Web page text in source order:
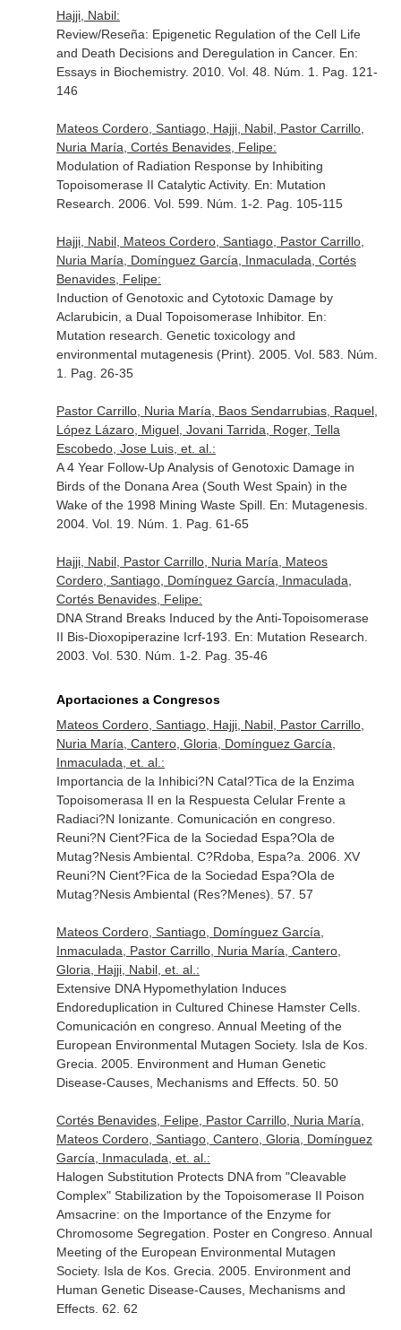
Hajji, Nabil:
Review/Reseña: Epigenetic Regulation of the Cell Life
and Death Decisions and Deregulation in Cancer. En:
Essays in Biochemistry. 2010. Vol. 48. Núm. 1. Pag. 121-
146
Mateos Cordero, Santiago, Hajji, Nabil, Pastor Carrillo,
Nuria María, Cortés Benavides, Felipe:
Modulation of Radiation Response by Inhibiting
Topoisomerase II Catalytic Activity. En: Mutation
Research . 2006. Vol. 599. Núm. 1-2. Pag. 105-115
Hajji, Nabil, Mateos Cordero, Santiago, Pastor Carrillo,
Nuria María, Domínguez García, Inmaculada, Cortés
Benavides, Felipe:
Induction of Genotoxic and Cytotoxic Damage by
Aclarubicin, a Dual Topoisomerase Inhibitor. En:
Mutation research. Genetic toxicology and
environmental mutagenesis (Print) . 2005. Vol. 583. Núm.
1. Pag. 26-35
Pastor Carrillo, Nuria María, Baos Sendarrubias, Raquel,
López Lázaro, Miguel, Jovani Tarrida, Roger, Tella
Escobedo, Jose Luis, et. al.:
A 4 Year Follow-Up Analysis of Genotoxic Damage in
Birds of the Donana Area (South West Spain) in the
Wake of the 1998 Mining Waste Spill. En: Mutagenesis.
2004. Vol. 19. Núm. 1. Pag. 61-65
Hajji, Nabil, Pastor Carrillo, Nuria María, Mateos
Cordero, Santiago, Domínguez García, Inmaculada,
Cortés Benavides, Felipe:
DNA Strand Breaks Induced by the Anti-Topoisomerase
II Bis-Dioxopiperazine Icrf-193. En: Mutation Research
2003. Vol. 530. Núm. 1-2. Pag. 35-46
Aportaciones a Congresos
Mateos Cordero, Santiago, Hajji, Nabil, Pastor Carrillo,
Nuria María, Cantero, Gloria, Domínguez García,
Inmaculada, et. al.:
Importancia de la Inhibici?N Catal?Tica de la Enzima
Topoisomerasa II en la Respuesta Celular Frente a
Radiaci?N Ionizante. Comunicación en congreso.
Reuni?N Cient?Fica de la Sociedad Espa?Ola de
Mutag?Nesis Ambiental. C?Rdoba, Espa?a. 2006. XV
Reuni?N Cient?Fica de la Sociedad Espa?Ola de
Mutag?Nesis Ambiental (Res?Menes). 57. 57
Mateos Cordero, Santiago, Domínguez García,
Inmaculada, Pastor Carrillo, Nuria María, Cantero,
Gloria, Hajji, Nabil, et. al.:
Extensive DNA Hypomethylation Induces
Endoreduplication in Cultured Chinese Hamster Cells.
Comunicación en congreso. Annual Meeting of the
European Environmental Mutagen Society. Isla de Kos.
Grecia. 2005. Environment and Human Genetic
Disease-Causes, Mechanisms and Effects. 50. 50
Cortés Benavides, Felipe, Pastor Carrillo, Nuria María,
Mateos Cordero, Santiago, Cantero, Gloria, Domínguez
García, Inmaculada, et. al.:
Halogen Substitution Protects DNA from "Cleavable
Complex" Stabilization by the Topoisomerase II Poison
Amsacrine: on the Importance of the Enzyme for
Chromosome Segregation. Poster en Congreso. Annual
Meeting of the European Environmental Mutagen
Society. Isla de Kos. Grecia. 2005. Environment and
Human Genetic Disease-Causes, Mechanisms and
Effects. 62. 62